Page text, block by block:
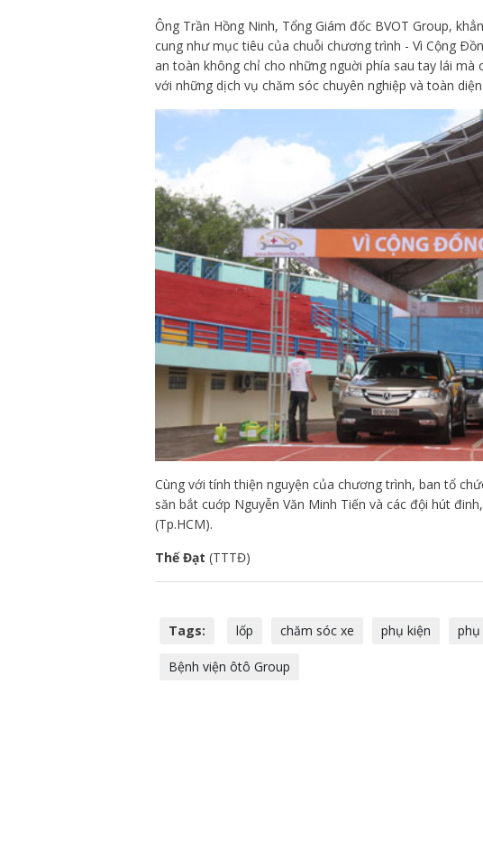
Ông Trần Hồng Ninh, Tổng Giám đốc BVOT Group,
cung như mục tiêu của chuỗi chương trình - Vì Cộng
an toàn không chỉ cho những nguời phía sau tay lái
với những dịch vụ chăm sóc chuyên nghiệp và toàn
Cùng với tính thiện nguyện của chương trình, ban tổ
săn bắt cuớp Nguyễn Văn Minh Tiến và các đội hút
(Tp.HCM).
Thế Đạt (TTTĐ)
Tags: lốp chăm sóc xe phụ kiện
Bệnh viện ôtô Group